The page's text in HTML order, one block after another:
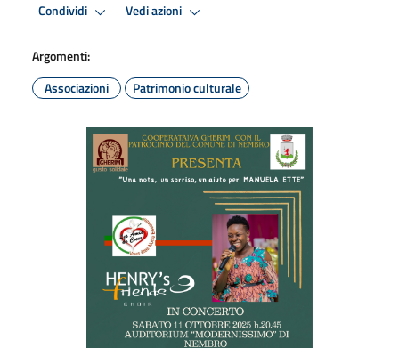
Condividi Vedi azioni
Argomenti:
Associazioni
Patrimonio culturale